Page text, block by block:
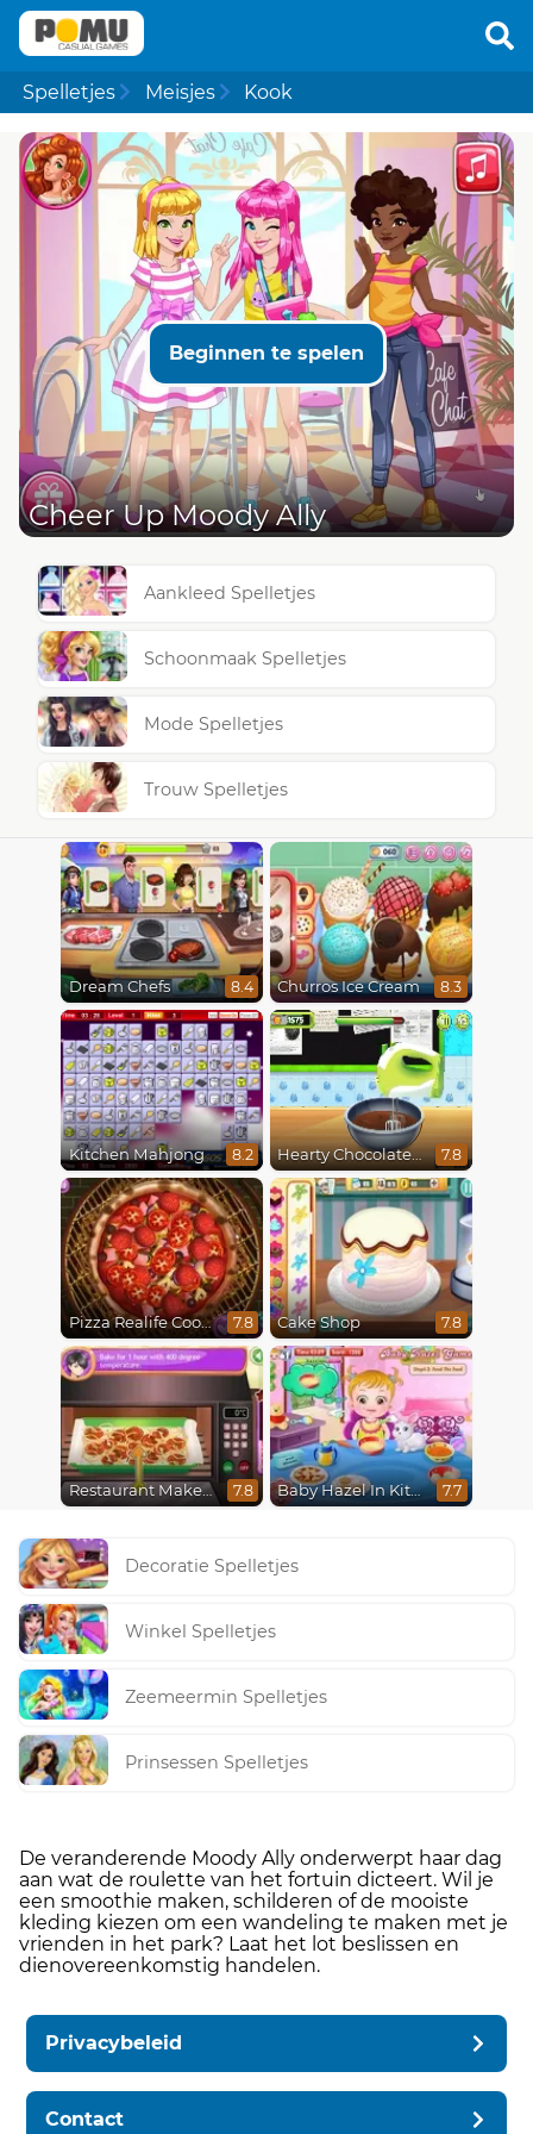
Spelletjes Meisjes Kook
Beginnen te spelen
Cheer Up Moody Ally
Aankleed Spelletjes
Schoonmaak Spelletjes
Mode Spelletjes
Trouw Spelletjes
Dream Chefs 8.4 Churros Ice Cream 8.3
Kitchen Mahjong 8.2 Hearty Chocolate Cake 7.8
Pizza Realife Cooking 7.8 Cake Shop 7.8
Restaurant Makeover 7.8 Baby Hazel In Kitchen 7.7
Decoratie Spelletjes
Winkel Spelletjes
Zeemeermin Spelletjes
Prinsessen Spelletjes
De veranderende Moody Ally onderwerpt haar dag
aan wat de roulette van het fortuin dicteert. Wil je
een smoothie maken, schilderen of de mooiste
kleding kiezen om een ​​wandeling te maken met je
vrienden in het park? Laat het lot beslissen en
dienovereenkomstig handelen.
Privacybeleid
Contact